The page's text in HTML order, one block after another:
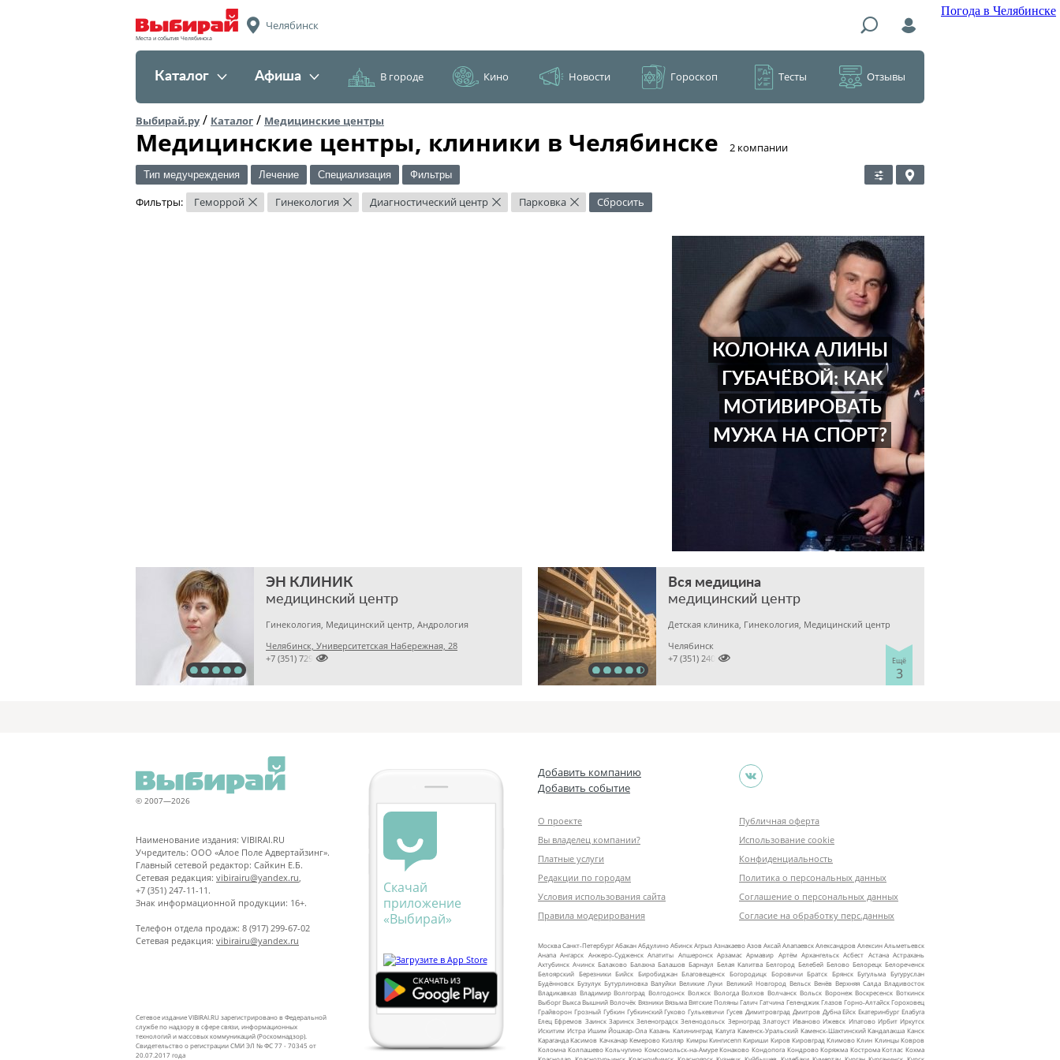
Погода в Челябинске
Места и события Челябинска
Челябинск
Каталог Афиша В городе Кино Новости Гороскоп Тесты Отзывы
Выбирай.ру/ Каталог / Медицинские центры
Медицинские центры, клиники в Челябинске ​2 компании
Тип медучреждения Лечение Специализация Фильтры
Фильтры: Геморрой × Гинекология × Диагностический центр × Парковка × Сбросить
КОЛОНКА АЛИНЫ
ГУБАЧЁВОЙ: КАК
МОТИВИРОВАТЬ
МУЖА НА СПОРТ?
ЭН КЛИНИК
медицинский центр
Гинекология, Медицинский центр, Андрология
Челябинск, Университетская Набережная, 28

+7 (351) 7299500
Вся медицина
медицинский центр
Детская клиника, Гинекология, Медицинский центр
Ещё
3
Челябинск

+7 (351) 2400303
© 2007—2026
Наименование издания: VIBIRAI.RU
Учредитель: ООО «Алое Поле Адвертайзинг».
Главный сетевой редактор: Сайкин Е.Б.
Сетевая редакция: vibirairu@yandex.ru
+7 (351) 247-11-11.
Знак информационной продукции: 16+.
Телефон отдела продаж: 8 (917) 299-67-02
Сетевая редакция: vibirairu@yandex.ru
Сетевое издание VIBIRAI.RU зарегистрировано в Федеральной
службе по надзору в сфере связи, информационных
технологий и массовых коммуникаций (Роскомнадзор).
Свидетельство о регистрации СМИ ЭЛ № ФС 77 - 70345 от
20.07.2017 года
Скачай
приложение
«Выбирай»
Добавить компанию
Добавить событие
О проекте
Вы владелец компании?
Платные услуги
Редакции по городам
Условия использования сайта
Правила модерирования
Публичная оферта
Использование cookie
Конфиденциальность
Политика о персональных данных
Соглашение о персональных данных
Согласие на обработку перс.данных
МоскваСанкт‑ПетербургАбаканАбдулиноАбинскАгрызАзнакаевоАзовАксайАлапаевскАлександровАлексинАльметьевск
Анапа Ангарск Анжеро‑Судженск Апатиты Апшеронск Арзамас Армавир Артём Архангельск Асбест Астана Астрахань
Ахтубинск Ачинск Балаково Балахна Балашов Барнаул Белая Калитва Белгород Белебей Белово Белорецк Белореченск
Белоярский Березники Бийск Биробиджан Благовещенск Богородицк Боровичи Братск Брянск Бугульма Бугуруслан
Будённовск Бузулук Бутурлиновка Валуйки Великие Луки Великий Новгород Вельск Венёв Верхняя Салда Владивосток
Владикавказ Владимир Волгоград Волгодонск Волжск Вологда Волхов Волчанск Вольск Воронеж Воскресенск Воткинск
ВыборгВыкса Вышний Волочёк Вязники Вязьма Вятские Поляны Галич Гатчина Геленджик Глазов Горно‑АлтайскГороховец
Грайворон Грозный Губкин Губкинский Гуково Гулькевичи Гусев Димитровград Дмитров Дубна Ейск Екатеринбург Елабуга
Елец Ефремов Заинск Заринск Зеленоградск Зеленодольск Зерноград Златоуст Иваново Ижевск Ипатово Ирбит Иркутск
Искитим Истра Ишим Йошкар‑Ола Казань Калининград Калуга Каменск‑Уральский Каменск‑Шахтинский Кандалакша Канск
Караганда Касимов Качканар Кемерово Кизляр Кимры Кингисепп Кириши Киров Кировград Климово Клин Клинцы Ковров
Коломна Колпашево Кольчугино Комсомольск‑на‑Амуре Конаково Кондопога Кондрово Коряжма Кострома Котлас Кохма